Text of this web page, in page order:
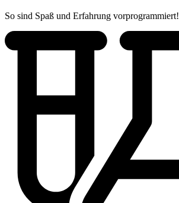
So sind Spaß und Erfahrung vorprogrammiert!